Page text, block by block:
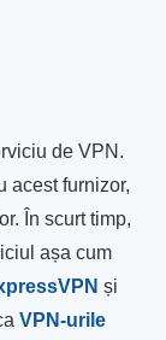
de VPN.
acest furnizor,
În scurt timp,
așa cum
și
VPN-urile